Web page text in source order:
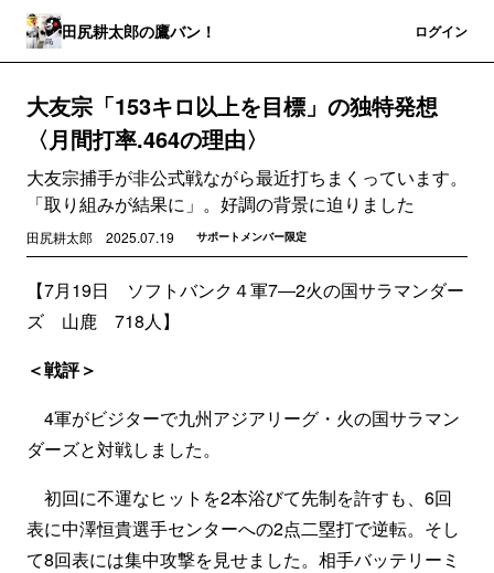
田尻耕太郎の鷹バン！ ログイン
大友宗「153キロ以上を目標」の独特発想
〈月間打率.464の理由〉
大友宗捕手が非公式戦ながら最近打ちまくっています。
「取り組みが結果に」。好調の背景に迫りました
田尻耕太郎 2025.07.19 サポートメンバー限定
【7月19日 ソフトバンク４軍7―2火の国サラマンダー
ズ 山鹿 718人】
＜戦評＞
4軍がビジターで九州アジアリーグ・火の国サラマン
ダーズと対戦しました。
初回に不運なヒットを2本浴びて先制を許すも、6回
表に中澤恒貴選手センターへの2点二塁打で逆転。そし
て8回表には集中攻撃を見せました。相手バッテリーミ